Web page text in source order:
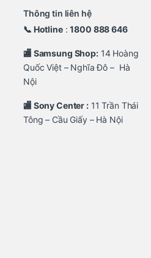
Thông tin liên hệ
📞 Hotline:1800 888 646
🏬 Samsung Shop:14 Hoàng
Quốc Việt – Nghĩa Đô – Hà
Nội
🏬 Sony Center :11 Trần Thái
Tông – Cầu Giấy – Hà Nội